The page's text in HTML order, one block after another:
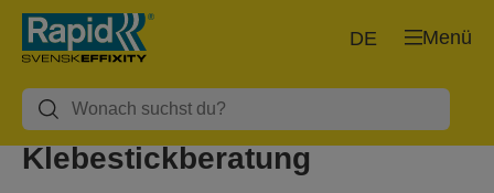
Menü
DE
Klebestickberatung